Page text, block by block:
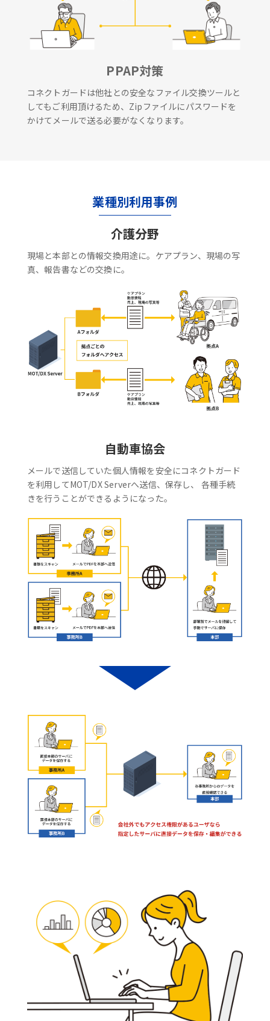
PPAP対策
コネクトガードは他社との安全なファイル交換ツールと
してもご利用頂けるため、Zipファイルにパスワードを
かけてメールで送る必要がなくなります。
業種別利用事例
介護分野
現場と本部との情報交換用途に。ケアプラン、現場の写
真、報告書などの交換に。
自動車協会
メールで送信していた個人情報を安全にコネクトガード
を利用してMOT/DX Serverへ送信、保存し、 各種手続
きを行うことができるようになった。